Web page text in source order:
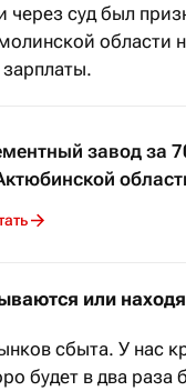
через суд был
области
завод за
или
сбыта. У нас
будет в два